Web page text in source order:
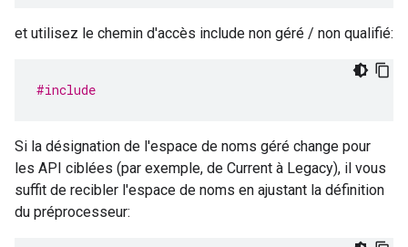
et utilisez le chemin d'accès include non géré / non qualifié:
#include
Si la désignation de l'espace de noms géré change pour
les API ciblées (par exemple, de Current à Legacy), il vous
suffit de recibler l'espace de noms en ajustant la définition
du préprocesseur: